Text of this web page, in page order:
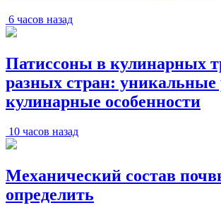
6 часов назад
Патиссоны в кулинарных
разных стран:
кулинарные особенности
10 часов назад
Механический состав
определить